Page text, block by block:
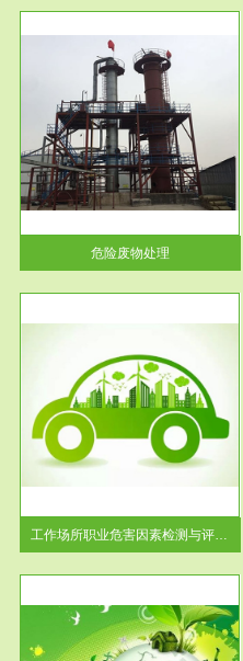
危险废物处理
服务范围
市政固废处理
蔚蓝生态环境科技所从事的市政
废物处理业务包括市政废物的处
理处...
工作场所职业危害因素检测与评价...
服务范围
工作场所职业危害现状评价
【现状评价意义】：具体因素---
-通过质谱分析等多种手段明确
工作场...
服务范围